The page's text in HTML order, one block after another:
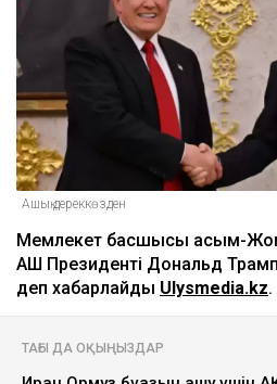
Ашық дереккөзден
Мемлекет басшысы Қасым-
АҚШ Президенті Дональд
деп хабарлайды Ulysmedia.kz.
ТАҒЫ ДА ОҚЫҢЫЗДАР